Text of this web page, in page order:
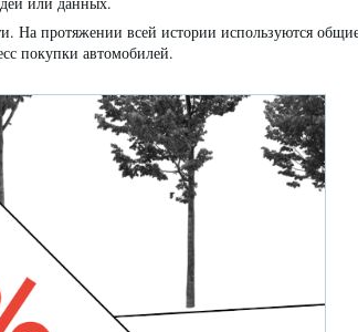
На протяжении всей истории используются
покупки автомобилей.